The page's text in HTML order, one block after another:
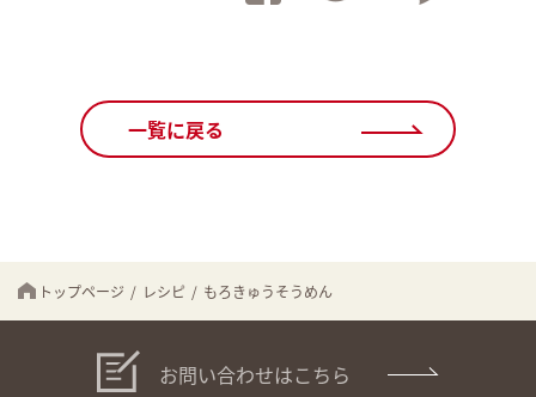
一覧に戻る
トップページ / レシピ / もろきゅうそうめん
お問い合わせはこちら